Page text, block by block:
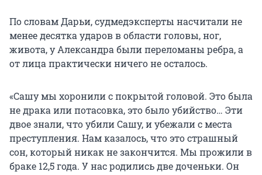
По словам Дарьи, судмедэксперты насчитали не
менее десятка ударов в области головы, ног,
живота, у Александра были переломаны ребра, а
от лица практически ничего не осталось.
«Сашу мы хоронили с покрытой головой. Это была
не драка или потасовка, это было убийство… Эти
двое знали, что убили Сашу, и убежали с места
преступления. Нам казалось, что это страшный
сон, который никак не закончится. Мы прожили в
браке 12,5 года. У нас родились две доченьки. Он